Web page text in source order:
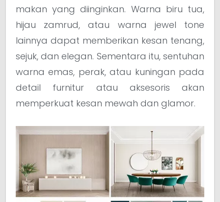
makan yang diinginkan. Warna biru tua,
hijau zamrud, atau warna jewel tone
lainnya dapat memberikan kesan tenang,
sejuk, dan elegan. Sementara itu, sentuhan
warna emas, perak, atau kuningan pada
detail furnitur atau aksesoris akan
memperkuat kesan mewah dan glamor.